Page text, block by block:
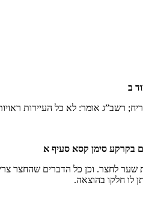
ב
רשב”ג אומר: לא כל העיירות
בקרקע סימן קסא סעיף א
שער לחצר. וכן כל הדברים שהחצר
לו חלקו בהוצאה.